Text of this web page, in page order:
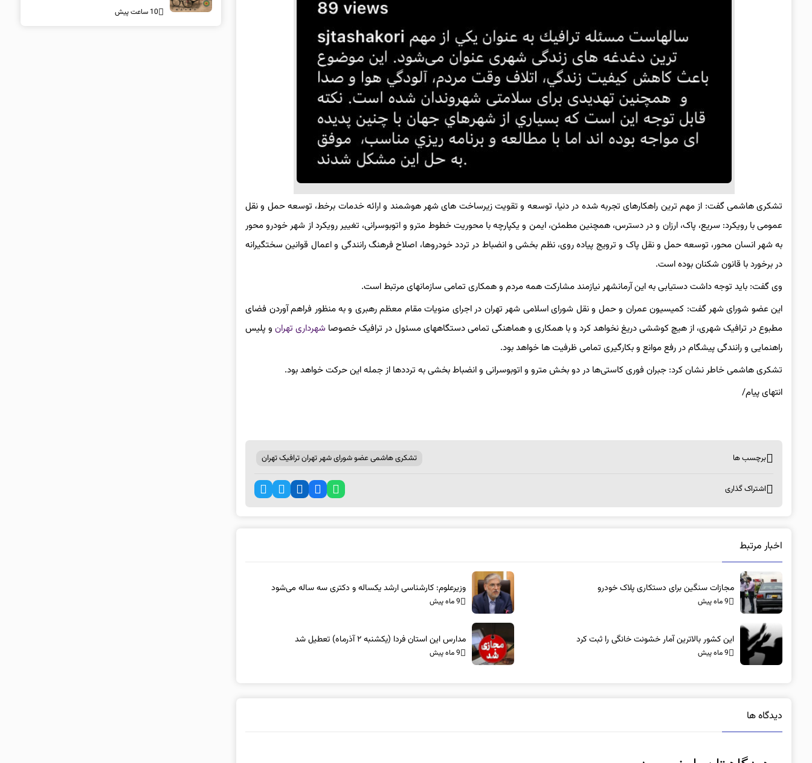
تشکری هاشمی گفت: ‏‎از مهم ترین راهکارهای تجربه شده در دنیا، توسعه و تقویت زیرساخت های شهر هوشمند و ارائه خدمات برخط، توسعه حمل و نقل
عمومی با رویکرد: سریع، پاک، ارزان و در دسترس، همچنین مطمئن، ایمن و یکپارچه با محوریت خطوط مترو و اتوبوسرانی، تغییر رویکرد از شهر خودرو محور
به شهر انسان محور، توسعه حمل و نقل پاک و ترویج پیاده روی، نظم بخشی و انضباط در تردد خودروها، اصلاح فرهنگ رانندگی و اعمال قوانین سختگیرانه
در برخورد با قانون شکنان بوده است.
وی گفت: باید توجه داشت دستیابی به این آرمانشهر نیازمند مشارکت همه مردم و همکاری تمامی سازمانهای مرتبط است.
این عضو شورای شهر گفت: کمیسیون عمران و حمل و نقل شورای اسلامی شهر تهران در اجرای منویات مقام معظم رهبری و به منظور فراهم آوردن فضای
مطبوع در ترافیک شهری، از هیچ کوششی دریغ نخواهد کرد و با همکاری و هماهنگی تمامی دستگاههای مسئول در ترافیک خصوصا شهرداری تهرانو پلیس
راهنمایی و رانندگی پیشگام در رفع موانع و بکارگیری تمامی ظرفیت ها خواهد بود.
تشکری هاشمی خاطر نشان کرد: جبران فوری کاستی‌ها در دو بخش مترو و اتوبوسرانی و انضباط بخشی به ترددها از جمله این حرکت خواهد بود.
انتهای پیام/
برچسب ها تشکری هاشمی عضو شورای شهر تهران ترافیک تهران
اشتراک گذاری
اخبار مرتبط
مجازات سنگین برای دستکاری پلاک خودرو
9 ماه پیش
وزیرعلوم: کارشناسی ارشد یکساله و دکتری سه ساله می‌شود
9 ماه پیش
این کشور بالاترین آمار خشونت خانگی را ثبت کرد
9 ماه پیش
مدارس این استان فردا (یکشنبه ۲ آذرماه) تعطیل شد
9 ماه پیش
دیدگاه ها
جراحان، چشم فرزندان خود را لیزیک
10 ساعت پیش